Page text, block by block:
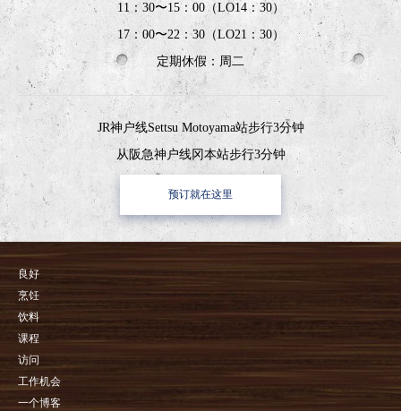
11：30〜15：00（LO14：30）
17：00〜22：30（LO21：30）
定期休假：周二
JR神户线Settsu Motoyama站步行3分钟
从阪急神户线冈本站步行3分钟
预订就在这里
良好
烹饪
饮料
课程
访问
工作机会
一个博客